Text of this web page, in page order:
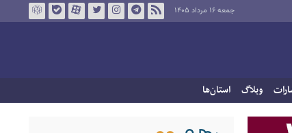
جمعه ۱۶ مرداد ۱۴۰۵
وبلاگ استان‌ها